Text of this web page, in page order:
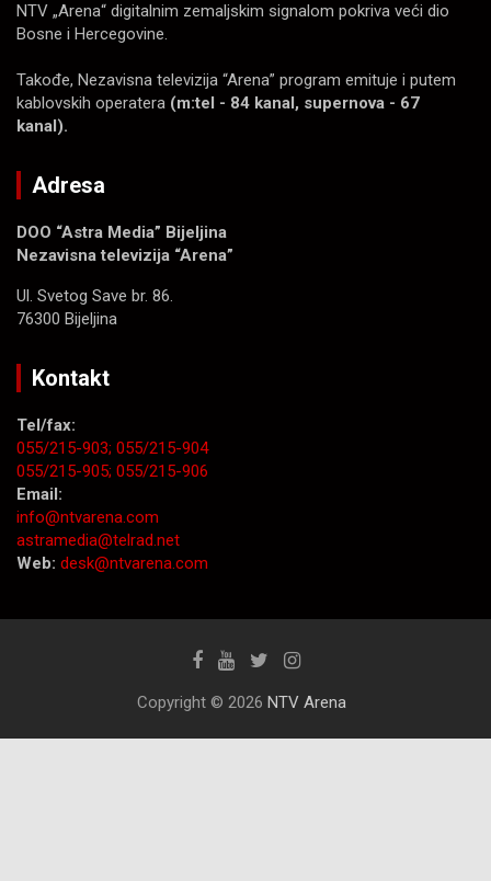
NTV „Arena“ digitalnim zemaljskim signalom pokriva veći dio
Bosne i Hercegovine.
Takođe, Nezavisna televizija “Arena” program emituje i putem
kablovskih operatera (m:tel - 84 kanal, supernova - 67
kanal).
Adresa
DOO “Astra Media” Bijeljina
Nezavisna televizija “Arena”
Ul. Svetog Save br. 86.
76300 Bijeljina
Kontakt
Tel/fax:
055/215-903; 055/215-904
055/215-905; 055/215-906
Email:
info@ntvarena.com
astramedia@telrad.net
Web: desk@ntvarena.com
Copyright © 2026 NTV Arena